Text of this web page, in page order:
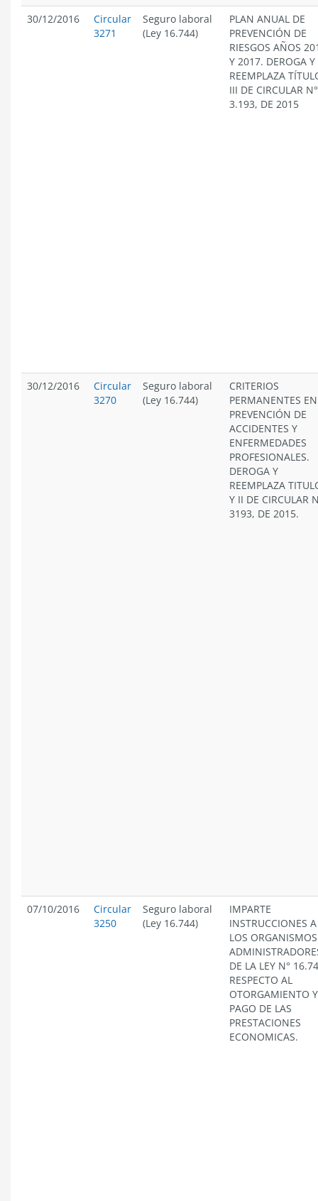
30/12/2016
Circular
3271
Seguro laboral
(Ley 16.744)
PLAN ANUAL DE
PREVENCIÓN DE
RIESGOS AÑOS
Y 2017. DEROGA Y
REEMPLAZA
III DE CIRCULAR N°
3.193, DE 2015
30/12/2016
Circular
3270
Seguro laboral
(Ley 16.744)
CRITERIOS
PERMANENTES EN
PREVENCIÓN DE
ACCIDENTES Y
ENFERMEDADES
PROFESIONALES.
DEROGA Y
REEMPLAZA
Y II DE CIRCULAR
3193, DE 2015.
07/10/2016
Circular
3250
Seguro laboral
(Ley 16.744)
IMPARTE
INSTRUCCIONES A
LOS ORGANISMOS
DE LA LEY N°
RESPECTO AL
OTORGAMIENTO Y
PAGO DE LAS
PRESTACIONES
ECONOMICAS.